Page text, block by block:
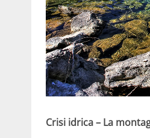
Crisi idrica – La